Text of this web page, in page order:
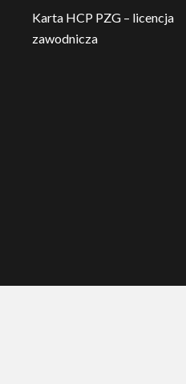
Karta HCP PZG – licencja
zawodnicza